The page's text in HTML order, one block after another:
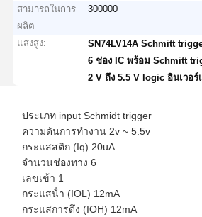
สามารถในการ
ผลิต
300000
แสงสูง: SN74LV14A Schmitt
6 ช่อง IC พร้อม Schmitt
2 V ถึง 5.5 V logic อินเวอร์
ประเภท input Schmidt trigger
ความดันการทํางาน 2v ~ 5.5v
กระแสสติก (Iq) 20uA
จํานวนช่องทาง 6
เลขเข้า 1
กระแสน้ํา (IOL) 12mA
กระแสการดึง (IOH) 12mA